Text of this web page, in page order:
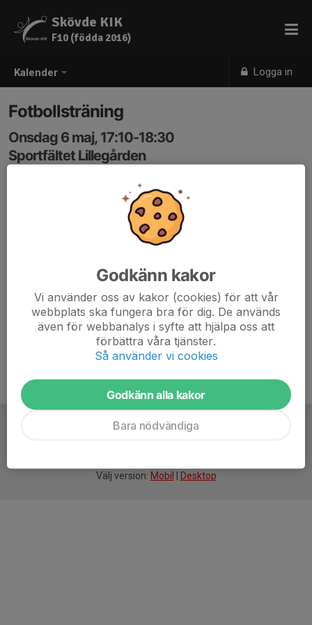
Kalender Logga in
Skövde KIK
F10 (födda 2016)
Fotbollsträning
Onsdag 6 maj, 17:10-18:30
Sportfältet Lillegården
Samling: 17:00, Sportfältet
Benskydd och vattenflaska
Välj version: Mobil Desktop
Godkänn kakor
Vi använder oss av kakor (cookies) för att vår
webbplats ska fungera bra för dig. De används
även för webbanalys i syfte att hjälpa oss att
förbättra våra tjänster.
Så använder vi cookies
Godkänn alla kakor
Bara nödvändiga